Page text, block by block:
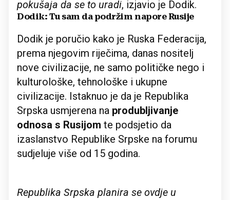
pokušaja da se to uradi, izjavio je Dodik.
Dodik: Tu sam da podržim napore Rusije
Dodik je poručio kako je Ruska Federacija,
prema njegovim riječima, danas nositelj
nove civilizacije, ne samo političke nego i
kulturološke, tehnološke i ukupne
civilizacije. Istaknuo je da je Republika
Srpska usmjerena na produbljivanje
odnosa s Rusijom te podsjetio da
izaslanstvo Republike Srpske na forumu
sudjeluje više od 15 godina.
Republika Srpska planira se ovdje u